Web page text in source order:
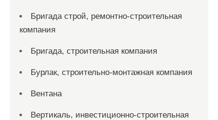
Бригада строй, ремонтно-строительная
компания
Бригада, строительная компания
Бурлак, строительно-монтажная компания
Вентана
Вертикаль, инвестиционно-строительная